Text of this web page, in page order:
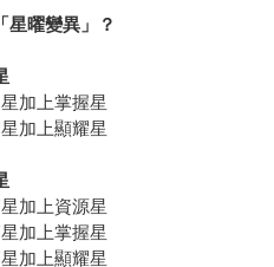
星曜變異」？
加上掌握星
加上顯耀星
加上資源星
加上掌握星
加上顯耀星